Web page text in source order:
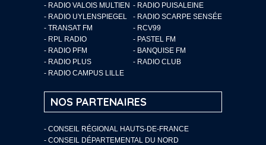
- RADIO VALOIS MULTIEN - RADIO PUISALEINE
- RADIO UYLENSPIEGEL
- RADIO SCARPE SENSÉE
- TRANSAT FM
- RCV99
- RPL RADIO
- PASTEL FM
- RADIO PFM
- BANQUISE FM
- RADIO PLUS
- RADIO CLUB
- RADIO CAMPUS LILLE
NOS PARTENAIRES
- CONSEIL RÉGIONAL HAUTS-DE-FRANCE
- CONSEIL DÉPARTEMENTAL DU NORD